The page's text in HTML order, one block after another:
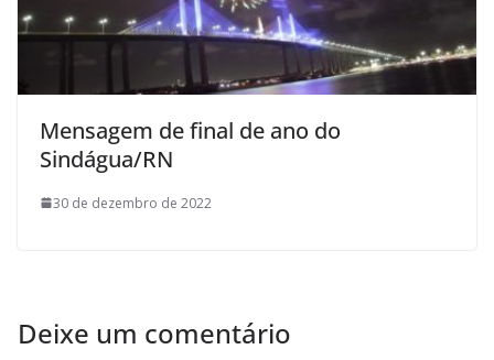
Mensagem de final de ano do
Sindágua/RN
30 de dezembro de 2022
Deixe um comentário